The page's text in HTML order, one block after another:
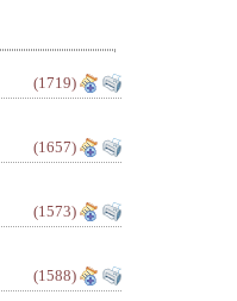
(1719)
(1657)
(1573)
(1588)